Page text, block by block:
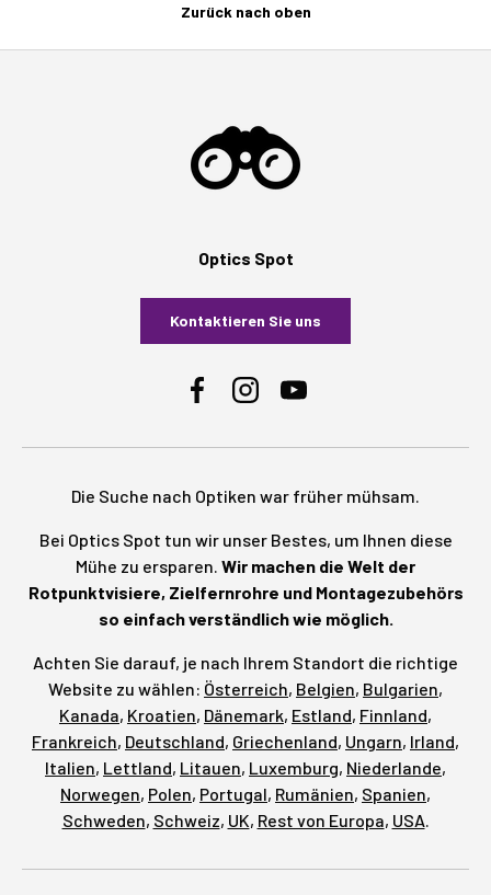
Zurück nach oben
Optics Spot
Kontaktieren Sie uns
FacebookInstagramYouTube
Die Suche nach Optiken war früher mühsam.
Bei Optics Spot tun wir unser Bestes, um Ihnen diese
Mühe zu ersparen. Wir machen die Welt der
Rotpunktvisiere, Zielfernrohre und Montagezubehörs
so einfach verständlich wie möglich.
Achten Sie darauf, je nach Ihrem Standort die richtige
Website zu wählen: Österreich, Belgien, Bulgarien,
Kanada, Kroatien, Dänemark, Estland, Finnland,
Frankreich, Deutschland, Griechenland, Ungarn, Irland,
Italien, Lettland, Litauen, Luxemburg, Niederlande,
Norwegen, Polen, Portugal, Rumänien, Spanien,
Schweden, Schweiz, UK, Rest von Europa, USA